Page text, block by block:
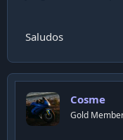
Saludos
Cosme
Gold